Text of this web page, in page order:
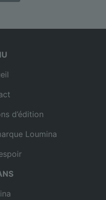
d’édition
Loumina